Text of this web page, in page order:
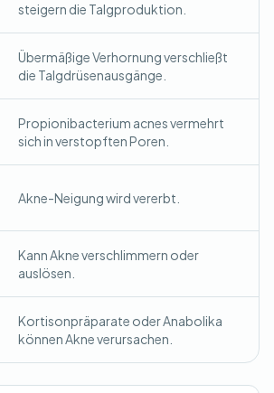
steigern die Talgproduktion.
Übermäßige Verhornung verschließt
die Talgdrüsenausgänge.
Propionibacterium acnes vermehrt
sich in verstopften Poren.
Akne-Neigung wird vererbt.
Kann Akne verschlimmern oder
auslösen.
Kortisonpräparate oder Anabolika
können Akne verursachen.